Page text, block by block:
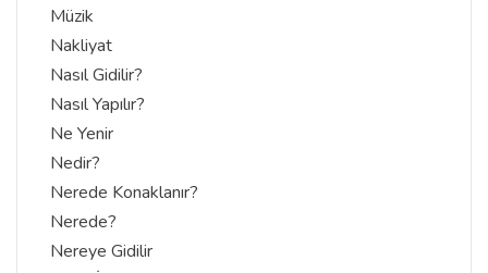
Müzik
Nakliyat
Nasıl Gidilir?
Nasıl Yapılır?
Ne Yenir
Nedir?
Nerede Konaklanır?
Nerede?
Nereye Gidilir